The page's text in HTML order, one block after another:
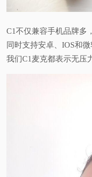
C1不仅兼容手机品牌多
同时支持安卓、IOS和
我们C1麦克都表示无压